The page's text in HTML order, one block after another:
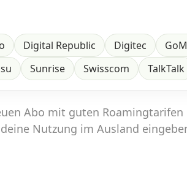
Digital Republic Digitec
Sunrise Swisscom TalkTalk
Abo mit guten
Nutzung im Ausland